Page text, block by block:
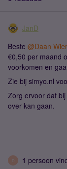
JanD
Beste ​ @Daan
€0,50 per maand
voorkomen en
Zie bij simyo.nl
Zorg ervoor dat
over kan gaan.
D 1 persoon